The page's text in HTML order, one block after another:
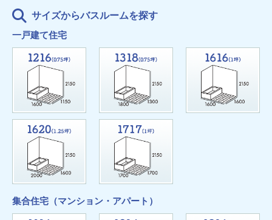
サイズからバスルームを探す
一戸建て住宅
集合住宅（マンション・アパート）